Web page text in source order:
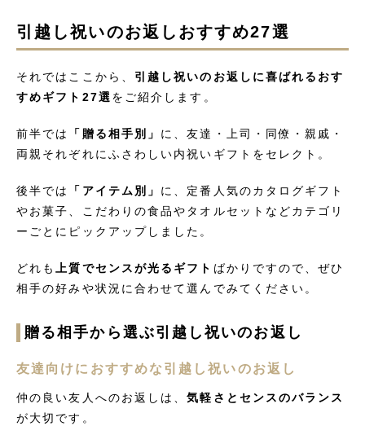
引越し祝いのお返しおすすめ27選
それではここから、 引越し祝いのお返しに喜ばれるおす
すめギフト27選をご紹介します。
前半では 「贈る相手別」 に、友達・上司・同僚・親戚・
両親それぞれにふさわしい内祝いギフトをセレクト。
後半では 「アイテム別」 に、定番人気のカタログギフト
やお菓子、こだわりの食品やタオルセットなどカテゴリ
ーごとにピックアップしました。
どれも 上質でセンスが光るギフト ばかりですので、ぜひ
相手の好みや状況に合わせて選んでみてください。
贈る相手から選ぶ引越し祝いのお返し
友達向けにおすすめな引越し祝いのお返し
仲の良い友人へのお返しは、気軽さとセンスのバランス
が大切です。